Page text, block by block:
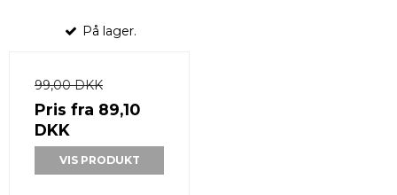
På lager.
99,00 DKK
Pris fra 89,10
DKK
VIS PRODUKT